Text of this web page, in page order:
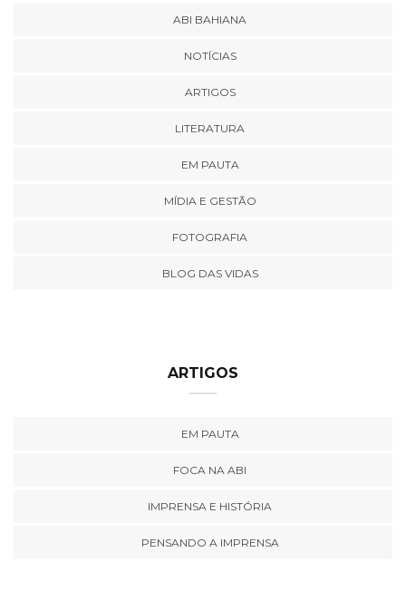
ABI BAHIANA
NOTÍCIAS
ARTIGOS
LITERATURA
EM PAUTA
MÍDIA E GESTÃO
FOTOGRAFIA
BLOG DAS VIDAS
ARTIGOS
EM PAUTA
FOCA NA ABI
IMPRENSA E HISTÓRIA
PENSANDO A IMPRENSA